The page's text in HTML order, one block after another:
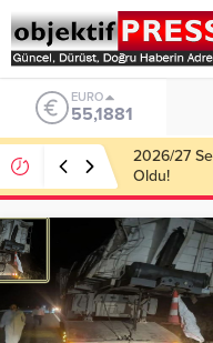
ALTIN
6.660,55
Haliliye
Yemek